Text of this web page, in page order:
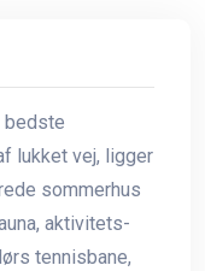
bedste
lukket vej, ligger
sommerhus
aktivitets-
tennisbane,